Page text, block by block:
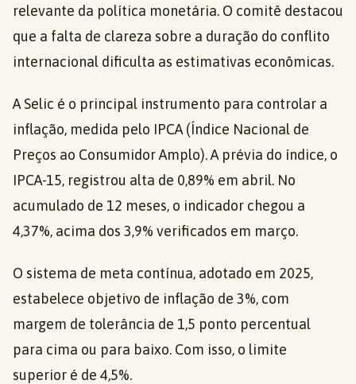
relevante da política monetária. O comitê destacou
que a falta de clareza sobre a duração do conflito
internacional dificulta as estimativas econômicas.
A Selic é o principal instrumento para controlar a
inflação, medida pelo IPCA (Índice Nacional de
Preços ao Consumidor Amplo). A prévia do índice, o
IPCA-15, registrou alta de 0,89% em abril. No
acumulado de 12 meses, o indicador chegou a
4,37%, acima dos 3,9% verificados em março.
O sistema de meta contínua, adotado em 2025,
estabelece objetivo de inflação de 3%, com
margem de tolerância de 1,5 ponto percentual
para cima ou para baixo. Com isso, o limite
superior é de 4,5%.